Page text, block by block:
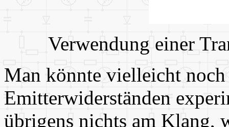
Verwendung einer
Man könnte vielleicht
Emitterwiderständen
übrigens nichts am Klang,